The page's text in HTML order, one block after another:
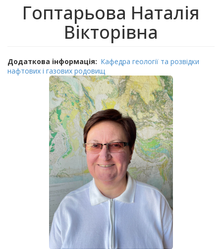
Гоптарьова Наталія
Вікторівна
Додаткова інформація
Кафедра геології та розвідки
нафтових і газових родовищ